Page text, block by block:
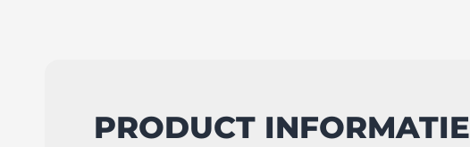
PRODUCT INFORMATIE